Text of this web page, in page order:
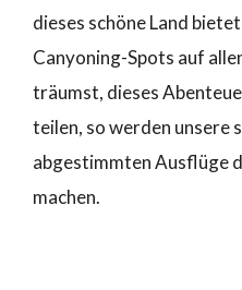
dieses schöne Land
Canyoning-Spots auf
träumst, dieses
teilen, so werden unsere
abgestimmten Ausflüge
machen.